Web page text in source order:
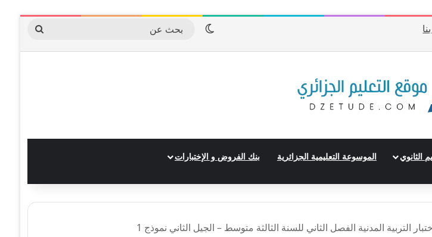
الوضع المظلم
بحث
عن
الثانوي الموسوعة التعليمية الجزائرية بنك الفروض و الإختبارات
التربية المدنية الفصل الثاني للسنة الثالثة متوسط – الجيل الثاني نموذج 1